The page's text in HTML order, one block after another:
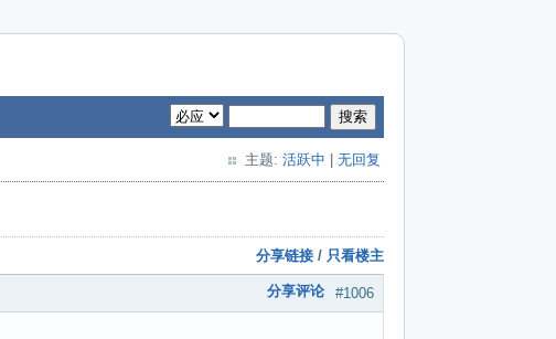
搜索
主题: 活跃中 无回复
分享链接 / 只看楼主
#1006
分享评论